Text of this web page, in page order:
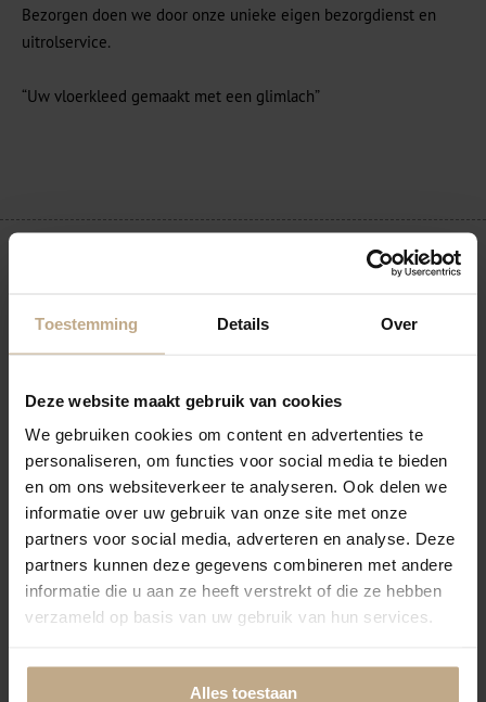
Toestemming Details Over
Deze website maakt gebruik van cookies
We gebruiken cookies om content en advertenties te
personaliseren, om functies voor social media te bieden
en om ons websiteverkeer te analyseren. Ook delen we
informatie over uw gebruik van onze site met onze
partners voor social media, adverteren en analyse. Deze
partners kunnen deze gegevens combineren met andere
informatie die u aan ze heeft verstrekt of die ze hebben
verzameld op basis van uw gebruik van hun services.
Alles toestaan
Bezorgen doen we door onze unieke eigen bezorgdienst en
uitrolservice.
“Uw vloerkleed gemaakt met een glimlach”
Onze producten zijn altijd scherp geprijsd!
Let op, u bestelt een op maat gemaakt vloerkleed. U kunt
deze niet retourneren
Uw vloerkleed wordt snel bezorgd. Meestal al binnen
10/15 werkdagen!